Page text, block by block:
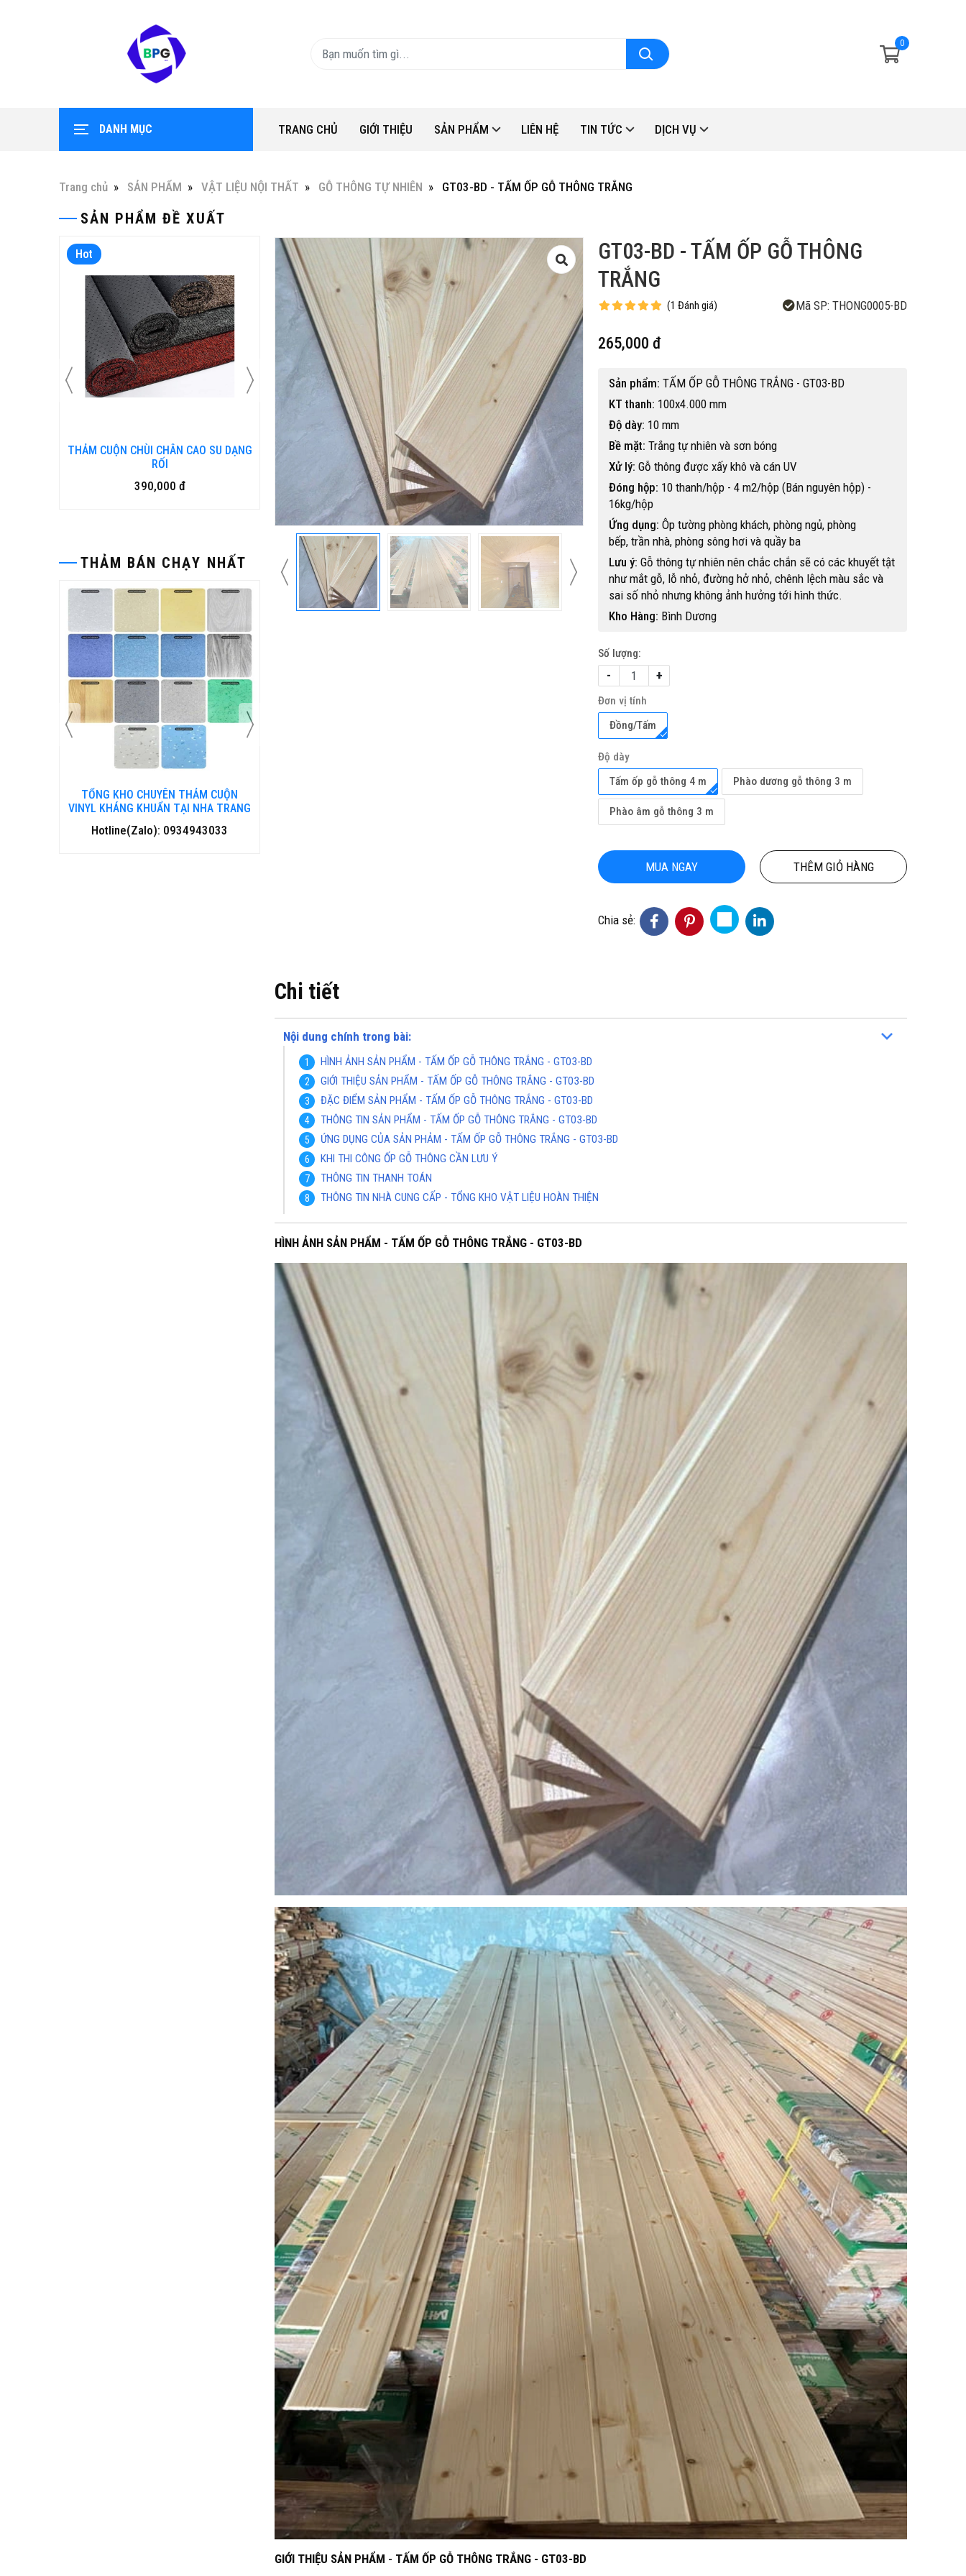
0
DANH MỤC TRANG CHỦ GIỚI THIỆU SẢN PHẨM LIÊN HỆ TIN TỨC DỊCH VỤ
Trang chủ SẢN PHẨM VẬT LIỆU NỘI THẤT GỖ THÔNG TỰ NHIÊN GT03-BD - TẤM ỐP GỖ THÔNG TRẮNG
SẢN PHẨM ĐỀ XUẤT
Hot
THẢM CUỘN CHÙI CHÂN CAO SU DẠNG
RỐI
390,000 đ
Hot
Bàn ghế gỗ nhựa ngoài trời BP-456
15,500,000 đ
THẢM BÁN CHẠY NHẤT
TỔNG KHO CHUYÊN THẢM CUỘN
VINYL KHÁNG KHUẨN TẠI NHA TRANG
Hotline(Zalo): 0934943033
TỔNG KHO CHUYÊN THẢM CUỘN
VINYL KHÁNG KHUẨN TẠI HÀ NỘI
TỔNG KHO CHUYÊN THẢM CUỘN
VINYL KHÁNG KHUẨN TẠI HỒ CHÍ
GT03-BD - TẤM ỐP GỖ THÔNG
TRẮNG
(1 Đánh giá) Mã SP: THONG0005-BD
265,000 đ
Sản phẩm: TẤM ỐP GỖ THÔNG TRẮNG - GT03-BD
KT thanh: 100x4.000 mm
Độ dày: 10 mm
Bề mặt: Trắng tự nhiên và sơn bóng
Xử lý: Gỗ thông được xấy khô và cán UV
Đóng hộp: 10 thanh/hộp - 4 m2/hộp (Bán nguyên hộp) -
16kg/hộp
Ứng dụng: Ôp tường phòng khách, phòng ngủ, phòng
bếp, trần nhà, phòng sông hơi và quầy ba
Lưu ý: Gỗ thông tự nhiên nên chắc chắn sẽ có các khuyết tật
như mắt gỗ, lỗ nhỏ, đường hở nhỏ, chênh lệch màu sắc và
sai số nhỏ nhưng không ảnh hưởng tới hình thức.
Kho Hàng: Bình Dương
Số lượng:
- +
Đơn vị tính
Đồng/Tấm
Độ dày
Tấm ốp gỗ thông 4 m
Phào dương gỗ thông 3 m
Phào âm gỗ thông 3 m
MUA NGAY THÊM GIỎ HÀNG
Chia sẻ:
Chi tiết
Nội dung chính trong bài:
HÌNH ẢNH SẢN PHẨM - TẤM ỐP GỖ THÔNG TRẮNG - GT03-BD
GIỚI THIỆU SẢN PHẨM - TẤM ỐP GỖ THÔNG TRẮNG - GT03-BD
ĐẶC ĐIỂM SẢN PHẨM - TẤM ỐP GỖ THÔNG TRẮNG - GT03-BD
THÔNG TIN SẢN PHẨM - TẤM ỐP GỖ THÔNG TRẮNG - GT03-BD
ỨNG DỤNG CỦA SẢN PHẢM - TẤM ỐP GỖ THÔNG TRẮNG - GT03-BD
KHI THI CÔNG ỐP GỖ THÔNG CẦN LƯU Ý
THÔNG TIN THANH TOÁN
THÔNG TIN NHÀ CUNG CẤP - TỔNG KHO VẬT LIỆU HOÀN THIỆN
HÌNH ẢNH SẢN PHẨM - TẤM ỐP GỖ THÔNG TRẮNG - GT03-BD
GIỚI THIỆU SẢN PHẨM - TẤM ỐP GỖ THÔNG TRẮNG - GT03-BD